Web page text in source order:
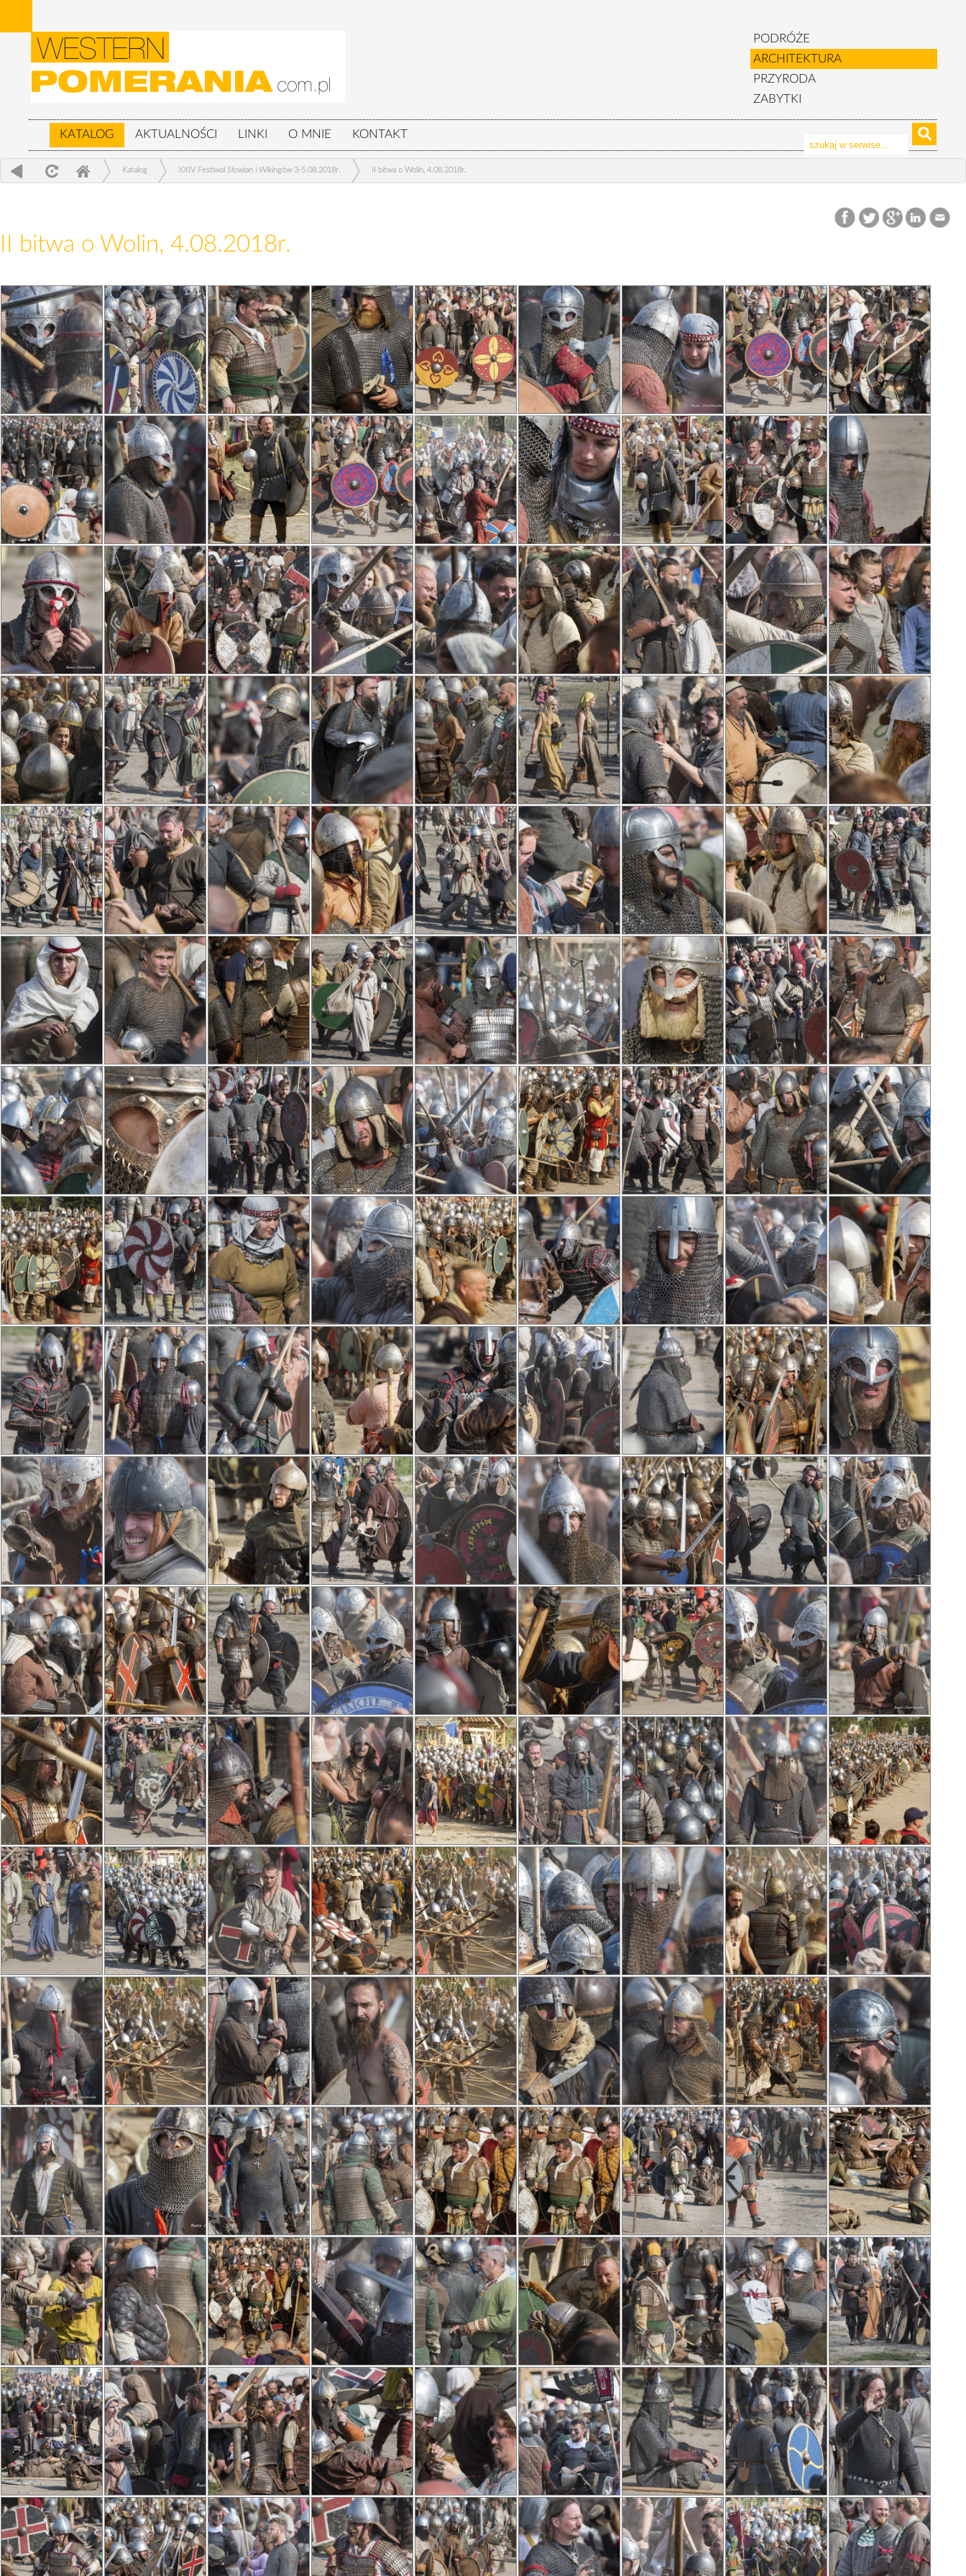
PODRÓŻE
ARCHITEKTURA
PRZYRODA
ZABYTKI
KATALOG AKTUALNOŚCI LINKI O MNIE KONTAKT
Katalog XXIV Festiwal Słowian i Wikingów 3-5.08.2018r. II bitwa o Wolin, 4.08.2018r.
II bitwa o Wolin, 4.08.2018r.